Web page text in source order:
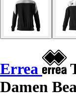
Errea
Damen Bea